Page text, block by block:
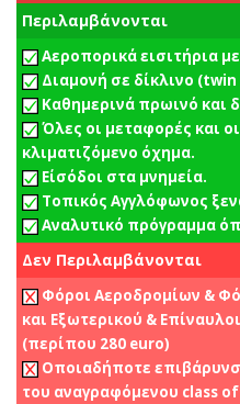
Περιλαμβάνονται
Αεροπορικά εισιτήρια με
Διαμονή σε δίκλινο
Καθημερινά πρωινό και
Όλες οι μεταφορές και
κλιματιζόμενο όχημα.
Είσόδοι στα μνημεία.
Τοπικός Αγγλόφωνος
Αναλυτικό πρόγραμμα
Δεν Περιλαμβάνονται
Φόροι Αεροδρομίων &
και Εξωτερικού &
(περίπου 280 euro)
Οποιαδήποτε
του αναγραφόμενου class